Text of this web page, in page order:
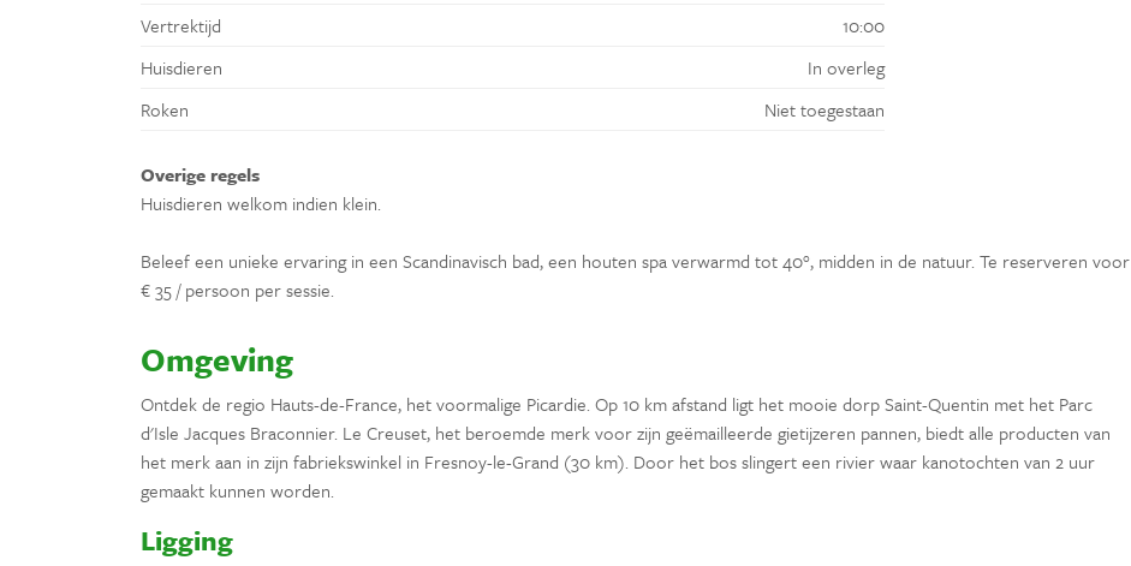
Vertrektijd
10:00
Huisdieren
In overleg
Roken
Niet toegestaan
Overige regels
Huisdieren welkom indien klein.
Beleef een unieke ervaring in een Scandinavisch bad, een houten spa verwarmd tot 40°, midden in de natuur. Te reserveren voor
€ 35 / persoon per sessie.
Omgeving
Ontdek de regio Hauts-de-France, het voormalige Picardie. Op 10 km afstand ligt het mooie dorp Saint-Quentin met het Parc
d'Isle Jacques Braconnier. Le Creuset, het beroemde merk voor zijn geëmailleerde gietijzeren pannen, biedt alle producten van
het merk aan in zijn fabriekswinkel in Fresnoy-le-Grand (30 km). Door het bos slingert een rivier waar kanotochten van 2 uur
gemaakt kunnen worden.
Ligging